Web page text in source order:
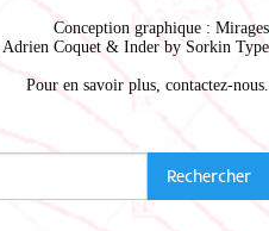
Conception graphique : Mirages
Adrien Coquet & Inder by Sorkin Type
Pour en savoir plus, contactez-nous